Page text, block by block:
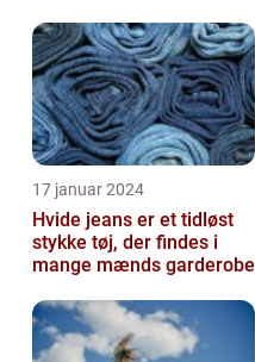
17 januar 2024
Hvide jeans er et tidløst
stykke tøj, der findes i
mange mænds garderobe